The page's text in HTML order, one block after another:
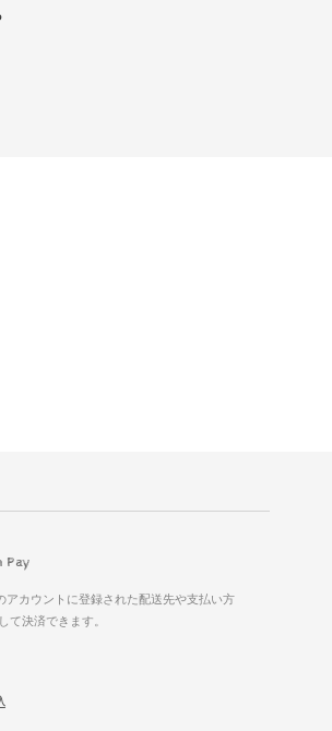
Pay
アカウントに登録された配送先や支払い方
て決済できます。